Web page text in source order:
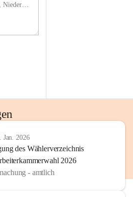
Prigglitz, Neunkirchen, Niederösterreich, AUT
Jan. 2026
des Wählerverzeichnis
2026
- amtlich